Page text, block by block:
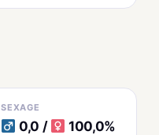
SEXAGE
0,0 / 100,0%